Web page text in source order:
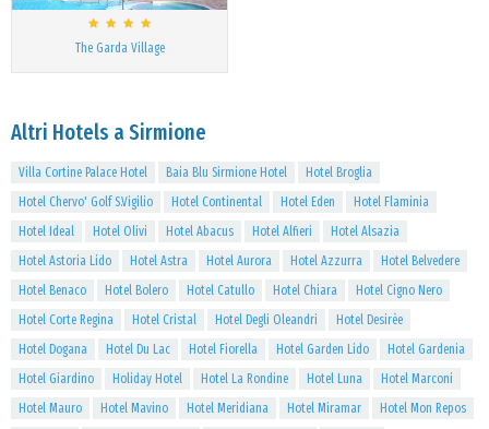
The Garda Village
Altri Hotels a Sirmione
Villa Cortine Palace Hotel Baia Blu Sirmione Hotel
Hotel Broglia
Hotel Chervo' Golf S.Vigilio
Hotel Continental Hotel Eden
Hotel Flaminia
Hotel Ideal
Hotel Olivi Hotel Abacus Hotel Alfieri
Hotel Alsazia
Hotel Astoria Lido
Hotel Astra Hotel Aurora Hotel Azzurra
Hotel Belvedere
Hotel Benaco
Hotel Bolero Hotel Catullo Hotel Chiara
Hotel Cigno Nero
Hotel Corte Regina
Hotel Cristal Hotel Degli Oleandri
Hotel Desirèe
Hotel Dogana
Hotel Du Lac Hotel Fiorella Hotel Garden Lido
Hotel Gardenia
Hotel Giardino
Holiday Hotel Hotel La Rondine Hotel Luna
Hotel Marconi
Hotel Mauro
Hotel Mavino Hotel Meridiana Hotel Miramar
Hotel Mon Repos